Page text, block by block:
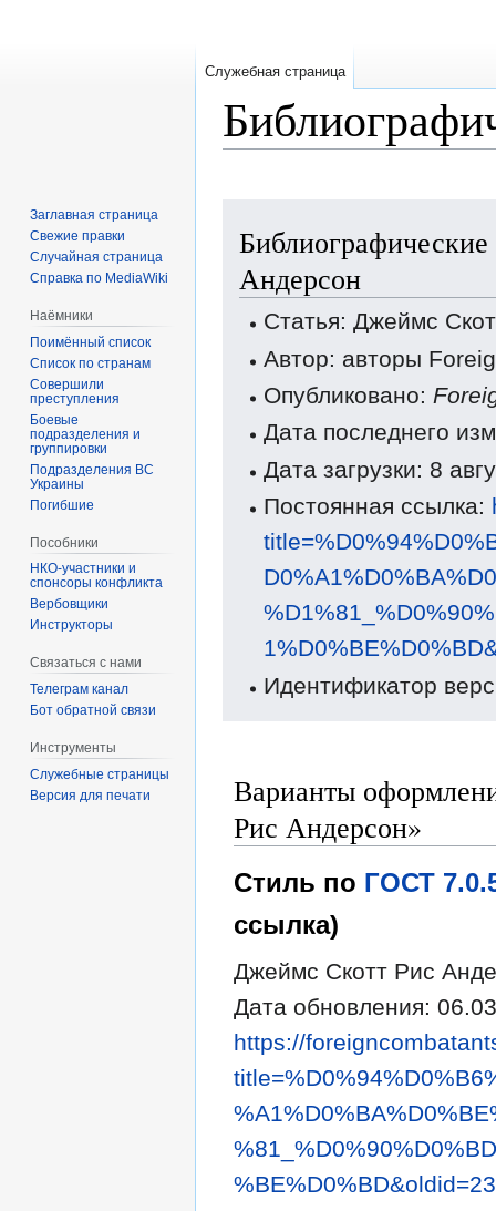
Андерсон
Статья: Джеймс
Автор: авторы
Опубликовано:
Дата последнего
Дата загрузки: 8
Постоянная ссылка:
Идентификатор
Варианты
Рис Андерсон»
Стиль по ГОСТ
ссылка)
Джеймс Скотт Рис
Дата обновления:
https://
Служебная страница
Заглавная страница
Свежие правки
Случайная страница
Справка по MediaWiki
Наёмники
Поимённый список
Список по странам
Совершили
преступления
Боевые
подразделения и
группировки
Подразделения ВС
Украины
Погибшие
Пособники
спонсоры конфликта
‏‎Вербовщики
Инструкторы
Связаться с нами
Телеграм канал
Бот обратной связи
Инструменты
Служебные страницы
Версия для печати